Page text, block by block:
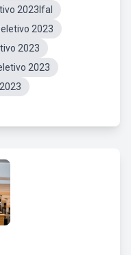
2023Ifal
2023
2023
2023